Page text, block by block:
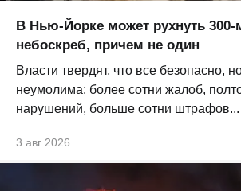
В Нью-Йорке может рухнуть
небоскреб, причем не один
Власти твердят, что все безопасно,
неумолима: более сотни жалоб,
нарушений, больше сотни штрафов...
3 авг 2026